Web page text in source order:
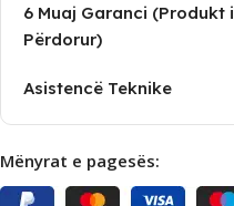
6 Muaj Garanci (Produkt i
Përdorur)
Asistencë Teknike
Mënyrat e pagesës: